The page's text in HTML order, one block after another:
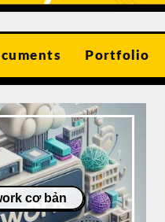
Portfolio
cơ bản